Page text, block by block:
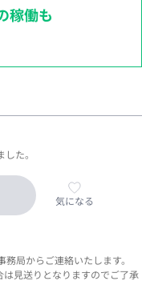
稼働も
た。
気になる
局からご連絡いたします。
見送りとなりますのでご了承